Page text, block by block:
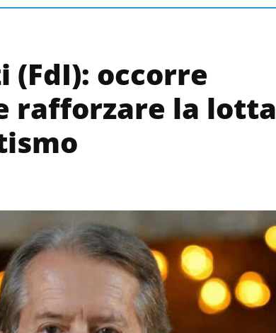
(FdI): occorre
rafforzare la lotta